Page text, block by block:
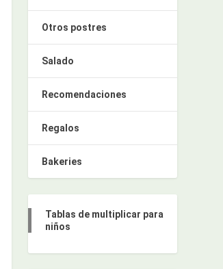
Otros postres
Salado
Recomendaciones
Regalos
Bakeries
Tablas de multiplicar para
niños